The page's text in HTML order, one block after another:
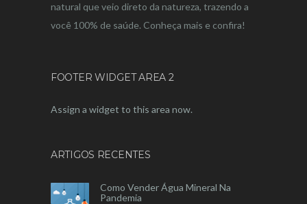
natural que veio direto da natureza, trazendo a
você 100% de saúde. Conheça mais e confira!
FOOTER WIDGET AREA 2
Assign a widget to this area now.
ARTIGOS RECENTES
Como Vender Água Mineral Na
Pandemia